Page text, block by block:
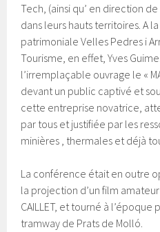
Tech, (ainsi qu’ en direction
dans leurs hauts territoires. A
patrimoniale Velles Pedres i
Tourisme, en effet, Yves
l’irremplaçable ouvrage le «
devant un public captivé et
cette entreprise novatrice,
par tous et justifiée par les
minières , thermales et déjà
La conférence était en outre
la projection d’un film
CAILLET, et tourné à
tramway de Prats de Molló.